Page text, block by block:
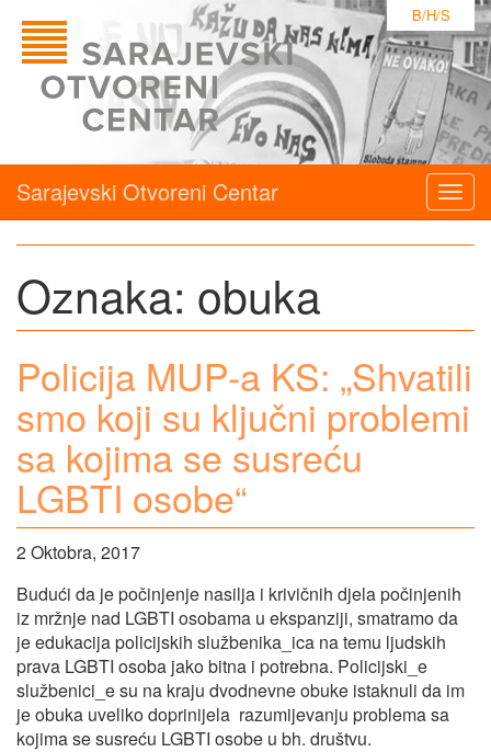
B/H/S
Sarajevski Otvoreni Centar
Oznaka: obuka
Policija MUP-a KS: „Shvatili
smo koji su ključni problemi
sa kojima se susreću
LGBTI osobe“
2 Oktobra, 2017
Budući da je počinjenje nasilja i krivičnih djela počinjenih
iz mržnje nad LGBTI osobama u ekspanziji, smatramo da
je edukacija policijskih službenika_ica na temu ljudskih
prava LGBTI osoba jako bitna i potrebna. Policijski_e
službenici_e su na kraju dvodnevne obuke istaknuli da im
je obuka uveliko doprinijela razumijevanju problema sa
kojima se susreću LGBTI osobe u bh. društvu.